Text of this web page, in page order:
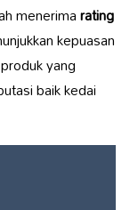
menerimarating
kepuasan
yang
baik kedai